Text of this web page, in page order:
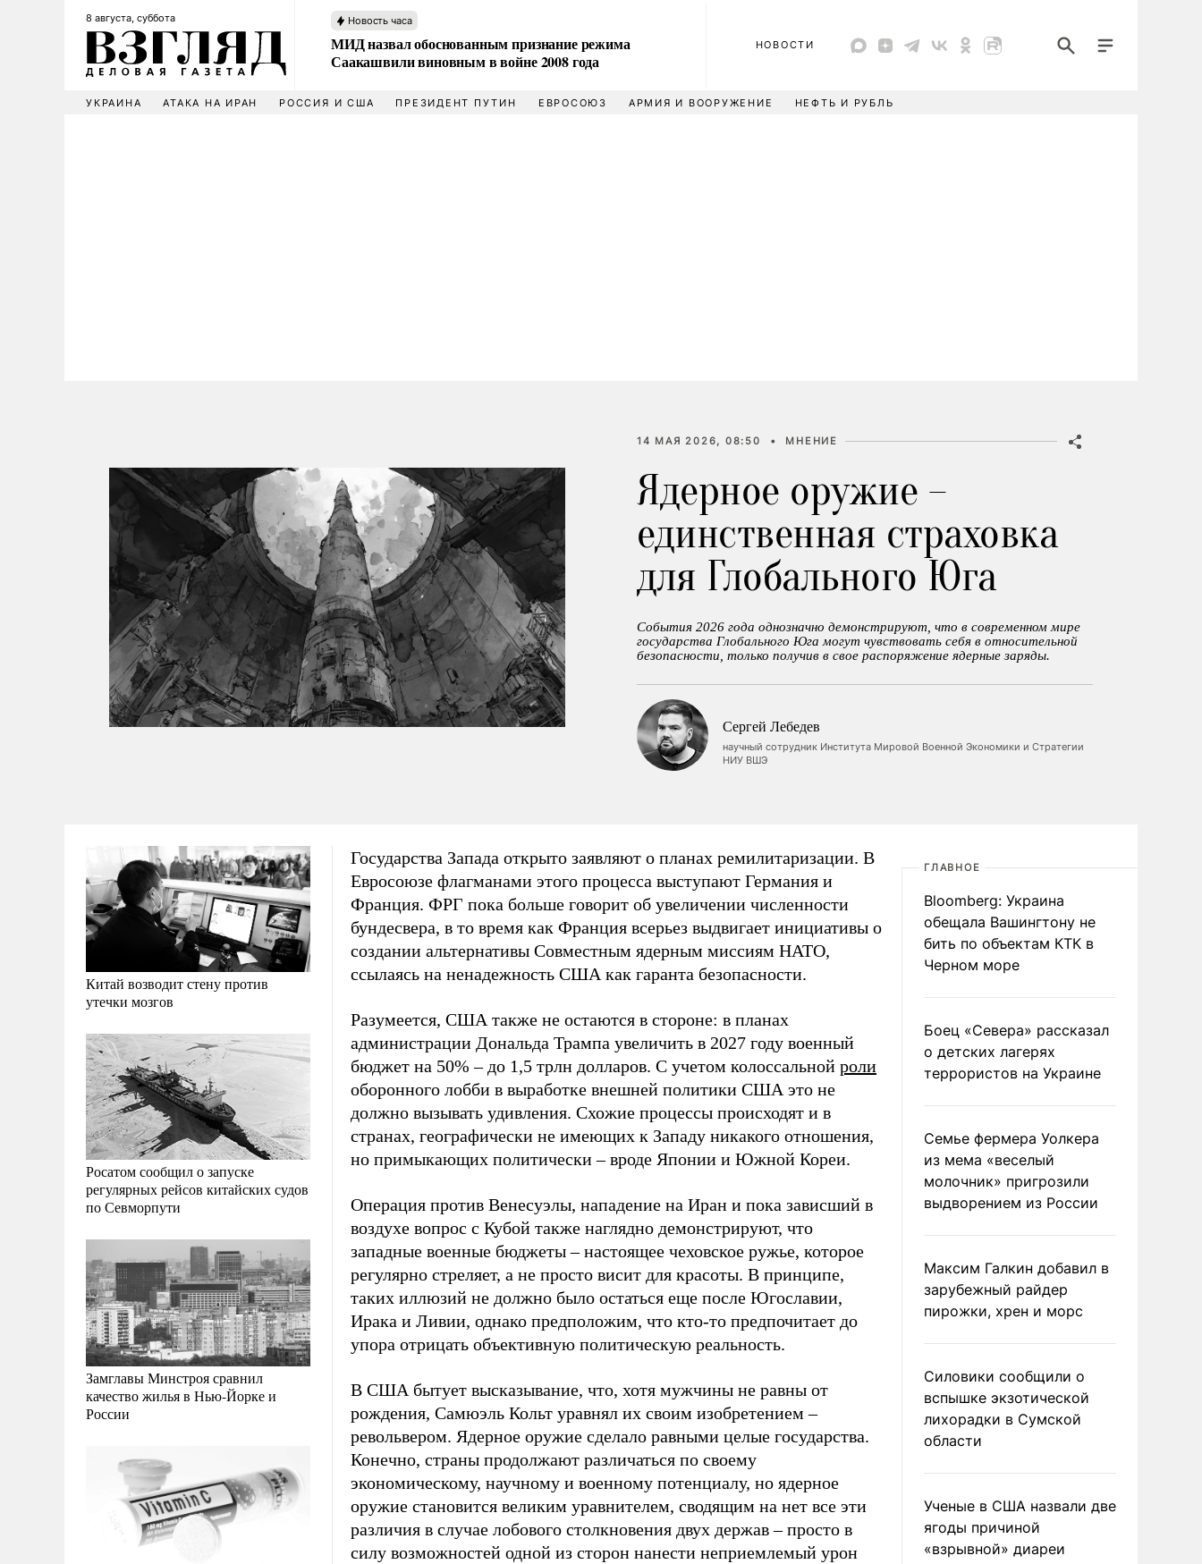
8 августа, суббота Новость часа
МИД назвал обоснованным признание режима
Саакашвили виновным в войне 2008 года
НОВОСТИ
УКРАИНА АТАКА НА ИРАН РОССИЯ И США ПРЕЗИДЕНТ ПУТИН ЕВРОСОЮЗ АРМИЯ И ВООРУЖЕНИЕ НЕФТЬ И РУБЛЬ
14 МАЯ 2026, 08:50 • МНЕНИЕ
Ядерное оружие –
единственная страховка
для Глобального Юга
События 2026 года однозначно демонстрируют, что в современном мире
государства Глобального Юга могут чувствовать себя в относительной
безопасности, только получив в свое распоряжение ядерные заряды.
Сергей Лебедев
научный сотрудник Института Мировой Военной Экономики и Стратегии
НИУ ВШЭ
Китай возводит стену против
утечки мозгов
Росатом сообщил о запуске
регулярных рейсов китайских судов
по Севморпути
Замглавы Минстроя сравнил
качество жилья в Нью-Йорке и
России
Государства Запада открыто заявляют о планах ремилитаризации. В
Евросоюзе флагманами этого процесса выступают Германия и
Франция. ФРГ пока больше говорит об увеличении численности
бундесвера, в то время как Франция всерьез выдвигает инициативы о
создании альтернативы Совместным ядерным миссиям НАТО,
ссылаясь на ненадежность США как гаранта безопасности.
Разумеется, США также не остаются в стороне: в планах
администрации Дональда Трампа увеличить в 2027 году военный
бюджет на 50% – до 1,5 трлн долларов. С учетом колоссальной роли
оборонного лобби в выработке внешней политики США это не
должно вызывать удивления. Схожие процессы происходят и в
странах, географически не имеющих к Западу никакого отношения,
но примыкающих политически – вроде Японии и Южной Кореи.
Операция против Венесуэлы, нападение на Иран и пока зависший в
воздухе вопрос с Кубой также наглядно демонстрируют, что
западные военные бюджеты – настоящее чеховское ружье, которое
регулярно стреляет, а не просто висит для красоты. В принципе,
таких иллюзий не должно было остаться еще после Югославии,
Ирака и Ливии, однако предположим, что кто-то предпочитает до
упора отрицать объективную политическую реальность.
В США бытует высказывание, что, хотя мужчины не равны от
рождения, Самюэль Кольт уравнял их своим изобретением –
револьвером. Ядерное оружие сделало равными целые государства.
Конечно, страны продолжают различаться по своему
экономическому, научному и военному потенциалу, но ядерное
оружие становится великим уравнителем, сводящим на нет все эти
различия в случае лобового столкновения двух держав – просто в
силу возможностей одной из сторон нанести неприемлемый урон
ГЛАВНОЕ
Bloomberg: Украина
обещала Вашингтону не
бить по объектам КТК в
Черном море
Боец «Севера» рассказал
о детских лагерях
террористов на Украине
Семье фермера Уолкера
из мема «веселый
молочник» пригрозили
выдворением из России
Максим Галкин добавил в
зарубежный райдер
пирожки, хрен и морс
Силовики сообщили о
вспышке экзотической
лихорадки в Сумской
области
Ученые в США назвали две
ягоды причиной
«взрывной» диареи